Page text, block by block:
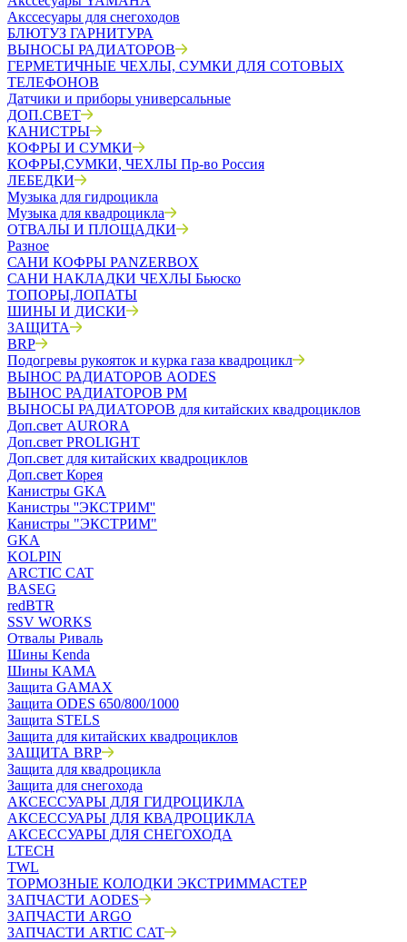
Акссесуары для снегоходов
БЛЮТУЗ ГАРНИТУРА
ВЫНОСЫ РАДИАТОРОВ
ГЕРМЕТИЧНЫЕ ЧЕХЛЫ, СУМКИ ДЛЯ СОТОВЫХ
ТЕЛЕФОНОВ
Датчики и приборы универсальные
ДОП.СВЕТ
КАНИСТРЫ
КОФРЫ И СУМКИ
КОФРЫ,СУМКИ, ЧЕХЛЫ Пр-во Россия
ЛЕБЕДКИ
Музыка для гидроцикла
Музыка для квадроцикла
ОТВАЛЫ И ПЛОЩАДКИ
Разное
САНИ КОФРЫ PANZERBOX
САНИ НАКЛАДКИ ЧЕХЛЫ Бьюско
ТОПОРЫ,ЛОПАТЫ
ШИНЫ И ДИСКИ
ЗАЩИТА
BRP
Подогревы рукояток и курка газа квадроцикл
ВЫНОС РАДИАТОРОВ AODES
ВЫНОС РАДИАТОРОВ РМ
ВЫНОСЫ РАДИАТОРОВ для китайских квадроциклов
Доп.свет AURORA
Доп.свет PROLIGHT
Доп.свет для китайских квадроциклов
Доп.свет Корея
Канистры GKA
Канистры ''ЭКСТРИМ''
Канистры "ЭКСТРИМ"
GKA
KOLPIN
ARCTIC CAT
BASEG
redBTR
SSV WORKS
Отвалы Риваль
Шины Kenda
Шины КАМА
Защита GAMAX
Защита ODES 650/800/1000
Защита STELS
Защита для китайских квадроциклов
ЗАЩИТА BRP
Защита для квадроцикла
Защита для снегохода
АКСЕССУАРЫ ДЛЯ ГИДРОЦИКЛА
АКСЕССУАРЫ ДЛЯ КВАДРОЦИКЛА
АКСЕССУАРЫ ДЛЯ СНЕГОХОДА
LTECH
TWL
ТОРМОЗНЫЕ КОЛОДКИ ЭКСТРИММАСТЕР
ЗАПЧАСТИ AODES
ЗАПЧАСТИ ARGO
ЗАПЧАСТИ ARTIC CAT